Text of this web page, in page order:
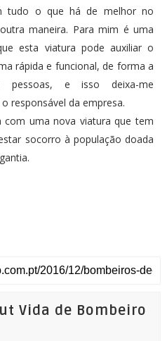
tudo o que há de melhor no
maneira. Para mim é uma
esta viatura pode auxiliar o
rápida e funcional, de forma a
e isso deixa-me
responsável da empresa.
uma nova viatura que tem
socorro à população doada
Vida de Bombeiro